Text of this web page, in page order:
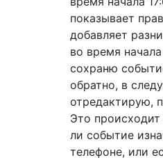
показывает
добавляет
во время
сохраню
обратно, в
отредактирую,
Это
ли событие
телефоне, или